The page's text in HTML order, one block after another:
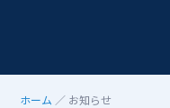
ホーム ／ お知らせ